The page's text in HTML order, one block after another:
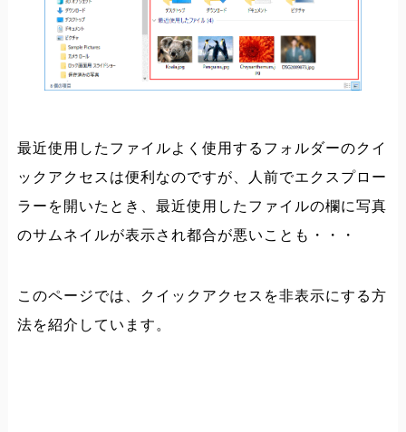
最近使用したファイルよく使用するフォルダーのクイ
ックアクセスは便利なのですが、人前でエクスプロー
ラーを開いたとき、最近使用したファイルの欄に写真
のサムネイルが表示され都合が悪いことも・・・
このページでは、クイックアクセスを非表示にする方
法を紹介しています。